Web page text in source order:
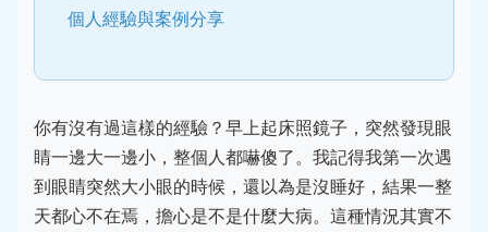
個人經驗與案例分享
你有沒有過這樣的經驗？早上起床照鏡子，突然發現眼
睛一邊大一邊小，整個人都嚇傻了。我記得我第一次遇
到眼睛突然大小眼的時候，還以為是沒睡好，結果一整
天都心不在焉，擔心是不是什麼大病。這種情況其實不